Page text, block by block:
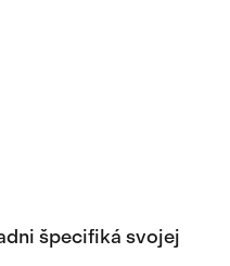
špecifiká svojej